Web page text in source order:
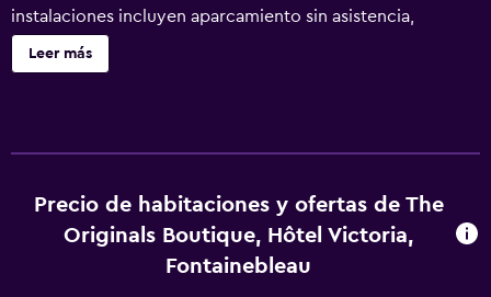
instalaciones incluyen aparcamiento sin asistencia,
servicio de habitaciones las 24 horas y servicios de
conserjería. The Originals Boutique Hotel Victoria
baños están equipados con bañera o ducha y artículos de
higiene personal gratuitos. Este hotel en Fontainebleau
ofrece acceso a Internet wifi gratis. Los servicios para las
Leer más
Precio de habitaciones y ofertas de The
Originals Boutique, Hôtel Victoria,
Fontainebleau